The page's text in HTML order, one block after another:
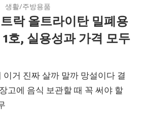
생활/주방용품
트락 올트라이탄 밀폐용
호, 실용성과 가격 모두
거 진짜 살까 말까 망설이다 결
고에 음식 보관할 때 꼭 써야 할